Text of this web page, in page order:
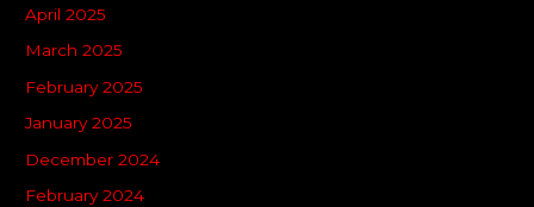
April 2025
March 2025
February 2025
January 2025
December 2024
February 2024